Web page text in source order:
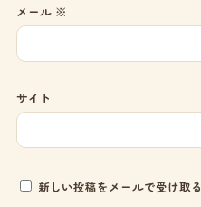
メール ※
サイト
新しい投稿をメールで受け取る